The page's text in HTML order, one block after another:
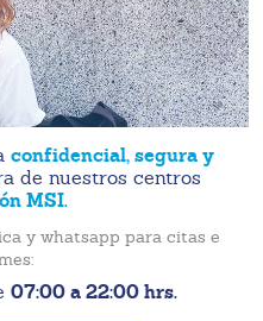
confidencial, segura y
de nuestros centros
MSI.
y whatsapp para citas e
07:00 a 22:00 hrs.